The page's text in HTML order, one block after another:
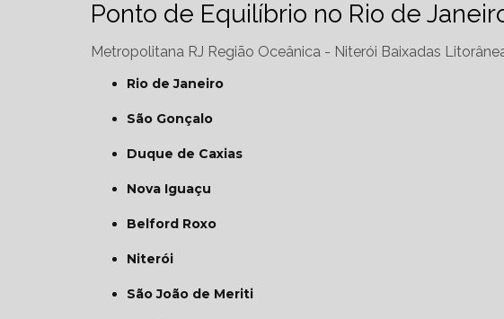
Ponto de Equilíbrio no Rio de
Metropolitana RJ Região Oceânica - Niterói Baixadas
Rio de Janeiro
São Gonçalo
Duque de Caxias
Nova Iguaçu
Belford Roxo
Niterói
São João de Meriti